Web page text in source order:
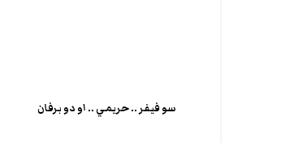
سو فيفر .. حريمي .. او دو برفان